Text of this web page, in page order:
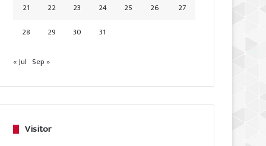
21 22 23 24 25 26
27
28
29 30 31
« Jul Sep »
Visitor